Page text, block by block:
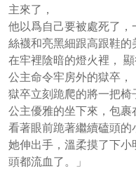
主來了，
他以爲自己要被處死了
絲襪和亮黑細跟高跟鞋的
在牢裡陰暗的燈火裡，
公主命令牢房外的獄卒，
獄卒立刻跪爬的將一把椅
公主優雅的坐下來，包
看著眼前跪著繼續磕頭的
她伸出手，溫柔摸了下
頭都流血了。」